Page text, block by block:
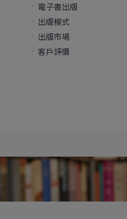
電子書出版
出版模式
出版市場
客戶評價